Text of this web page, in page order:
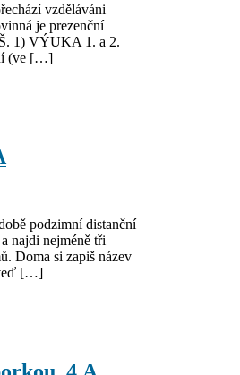
vzděláváni
je prezenční
1) VÝUKA 1. a 2.
(ve […]
podzimní distanční
najdi nejméně tři
Doma si zapiš název
[…]